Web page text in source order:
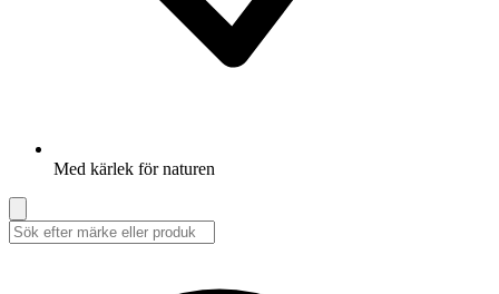
Med kärlek för naturen